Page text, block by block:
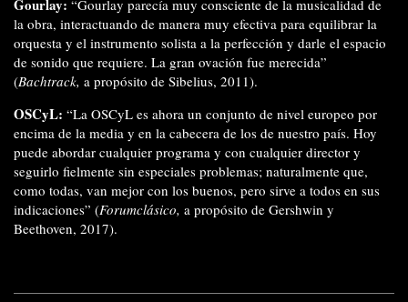
Gourlay: “Gourlay parecía muy consciente de la musicalidad de
la obra, interactuando de manera muy efectiva para equilibrar la
orquesta y el instrumento solista a la perfección y darle el espacio
de sonido que requiere. La gran ovación fue merecida”
(Bachtrack, a propósito de Sibelius, 2011).
OSCyL: “La OSCyL es ahora un conjunto de nivel europeo por
encima de la media y en la cabecera de los de nuestro país. Hoy
puede abordar cualquier programa y con cualquier director y
seguirlo fielmente sin especiales problemas; naturalmente que,
como todas, van mejor con los buenos, pero sirve a todos en sus
indicaciones” (Forumclásico, a propósito de Gershwin y
Beethoven, 2017).